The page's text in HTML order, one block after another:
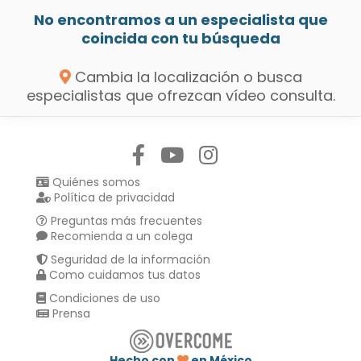
No encontramos a un especialista que
coincida con tu búsqueda
Cambia la localización o busca
especialistas que ofrezcan vídeo consulta.
Quiénes somos
Política de privacidad
Preguntas más frecuentes
Recomienda a un colega
Seguridad de la información
Como cuidamos tus datos
Condiciones de uso
Prensa